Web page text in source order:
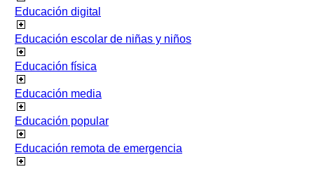
Educación digital
Educación escolar de niñas y niños
Educación física
Educación media
Educación popular
Educación remota de emergencia